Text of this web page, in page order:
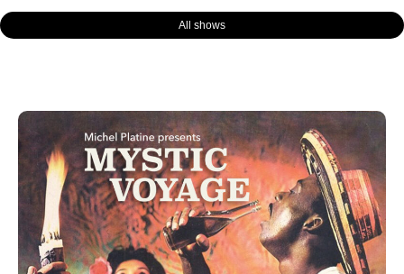
All shows
PagePagePagePagePage Page